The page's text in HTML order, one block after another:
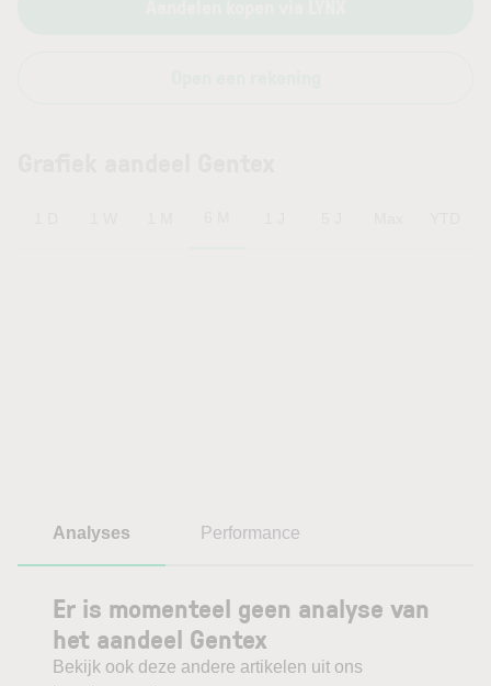
Analyses Performance
Er is momenteel geen analyse van
het aandeel Gentex
Bekijk ook deze andere artikelen uit ons